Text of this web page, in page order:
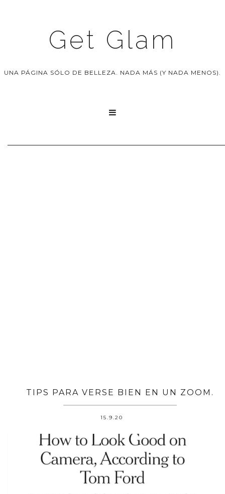
Get Glam
UNA PÁGINA SÓLO DE BELLEZA. NADA MÁS (Y NADA MENOS).

TIPS PARA VERSE BIEN EN UN ZOOM.
15.9.20